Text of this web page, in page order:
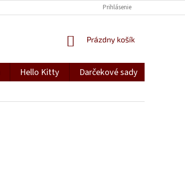
Prihlásenie
NÁKUPNÝ
Prázdny košík
Hello Kitty Darčekové sady